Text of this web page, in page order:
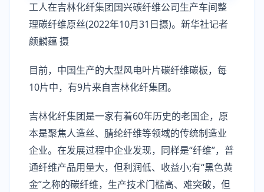
工人在吉林化纤集团国兴碳纤维公司生产车间整
理碳纤维原丝(2022年10月31日摄)。新华社记者
颜麟蕴 摄
目前，中国生产的大型风电叶片碳纤维碳板，每
10片中，有9片来自吉林化纤集团。
吉林化纤集团是一家有着60年历史的老国企，原
本是聚焦人造丝、腈纶纤维等领域的传统制造业
企业。在发展过程中企业发现，同样是“纤维”，普
通纤维产品用量大，但利润低、收益小;有“黑色黄
金”之称的碳纤维，生产技术门槛高、难突破，但